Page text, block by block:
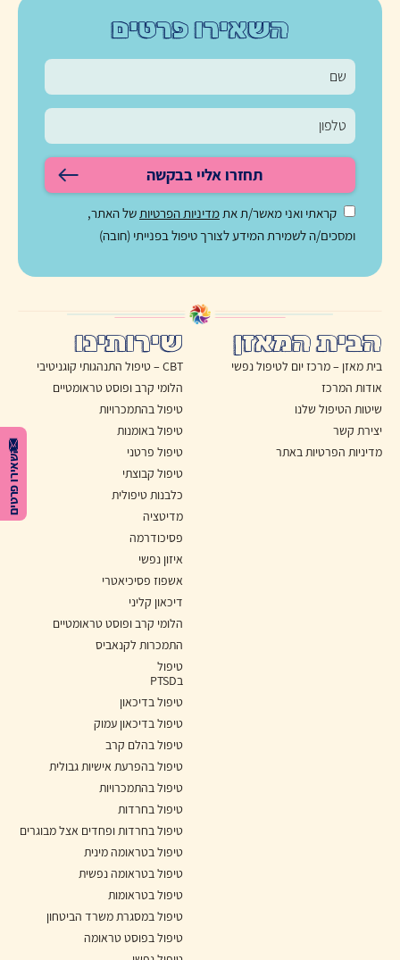
השאירו פרטים
השאירו פרטים
תחזרו אליי בבקשה
קראתי ואני מאשר/ת את מדיניות הפרטיות של האתר,
ומסכים/ה לשמירת המידע לצורך טיפול בפנייתי (חובה)
הבית המאזן
בית מאזן – מרכז יום לטיפול נפשי
אודות המרכז
שיטות הטיפול שלנו
יצירת קשר
מדיניות הפרטיות באתר
שירותינו
CBT – טיפול התנהגותי קוגניטיבי
הלומי קרב ופוסט טראומטיים
טיפול בהתמכרויות
טיפול באומנות
טיפול פרטני
טיפול קבוצתי
כלבנות טיפולית
מדיטציה
פסיכודרמה
איזון נפשי
אשפוז פסיכיאטרי
דיכאון קליני
הלומי קרב ופוסט טראומטיים
התמכרות לקנאביס
טיפול
בPTSD
טיפול בדיכאון
טיפול בדיכאון עמוק
טיפול בהלם קרב
טיפול בהפרעת אישיות גבולית
טיפול בהתמכרויות
טיפול בחרדות
טיפול בחרדות ופחדים אצל מבוגרים
טיפול בטראומה מינית
טיפול בטראומה נפשית
טיפול בטראומות
טיפול במסגרת משרד הביטחון
טיפול בפוסט טראומה